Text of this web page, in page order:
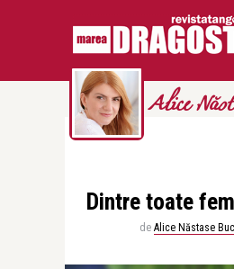
Alice
Dintre toate
de Alice Năstase